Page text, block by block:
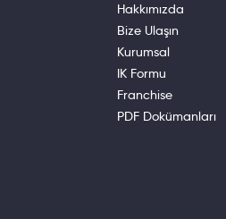
Hakkımızda
Bize Ulaşın
Kurumsal
IK Formu
Franchise
PDF Dokümanları